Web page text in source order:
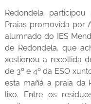
Redondela
Praias promovida por
alumnado do IES
de Redondela, que
xestionou a recollida
de 3º e 4º da ESO
esta mañá a praia da
lixo. Entre os